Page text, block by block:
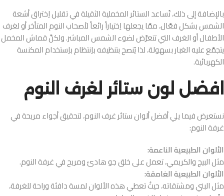
بالإضافة إلى ذلك، تُساعد الستائر المخملية الثقيلة في تقليل اِختراق أشعة
الشمس بشكل فعَّال، ممَّا يجعلها اِختياراً رائعاً لأصحاب النوم المتأخر أو لغرف
الأطفال أو الغرف التي تتعرَّض لضوء الشمس المباشر. ولكنَّ قماش المخمل
يتجمَّع عليه الغبار بسهولة، لذا يُنصح بتنظيفه باِنتظام باِستخدام المكنسة
الكهربائية.
افضل لون ستائر لغرف النوم
نستعرض فيما يلي أفضل ألوان ستائر غرف النوم، لتحقيق أجواء مريحة في
غرفة النوم:
الألوان الطبيعية الناعمة:
مثل البيج والكريمي، تعمل على خلق جو هادئ ومريح في غرفة النوم.
الألوان الطبيعية الغامقة:
مثل البني ومشتقاته، حيثُ تعطي هذه الألوان لمسة دافئة وراحة للغرفة،